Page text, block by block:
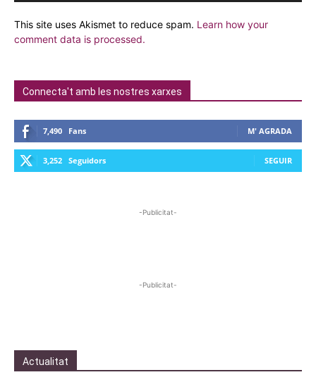
This site uses Akismet to reduce spam. Learn how your
comment data is processed.
Connecta't amb les nostres xarxes
7,490 Fans M' AGRADA
3,252 Seguidors SEGUIR
-Publicitat-
-Publicitat-
Actualitat